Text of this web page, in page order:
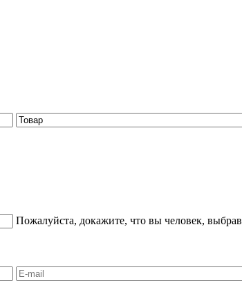
Пожалуйста, докажите, что вы человек, выбрав